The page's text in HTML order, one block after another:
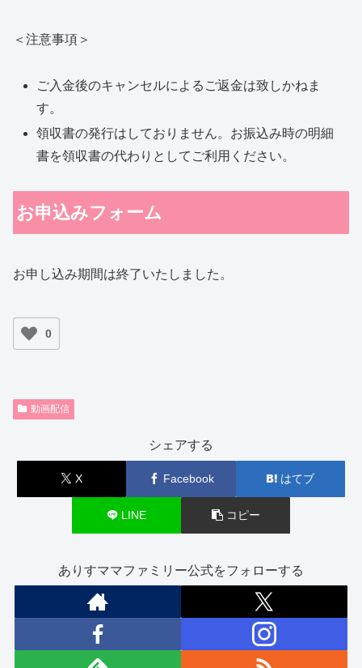
＜注意事項＞
ご入金後のキャンセルによるご返金は致しかねま
す。
領収書の発行はしておりません。お振込み時の明細
書を領収書の代わりとしてご利用ください。
お申込みフォーム
お申し込み期間は終了いたしました。
0
動画配信
シェアする
X Facebook はてブ
LINE コピー
ありすママファミリー公式をフォローする